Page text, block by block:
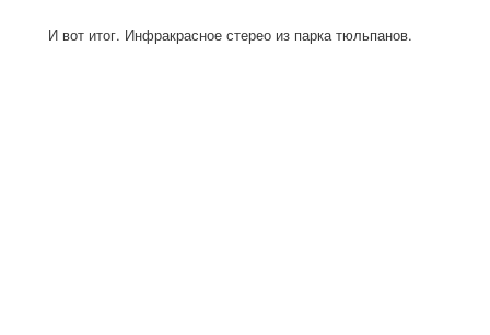
И вот итог. Инфракрасное стерео из парка тюльпанов.